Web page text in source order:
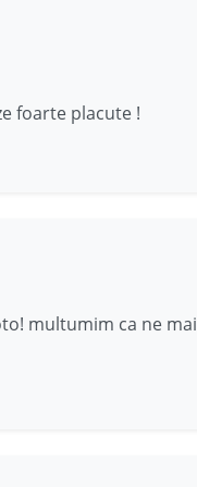
foarte placute !
multumim ca ne mai